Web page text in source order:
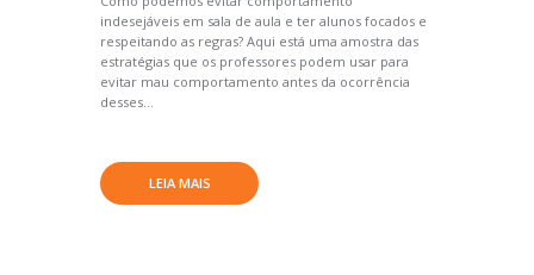
indesejáveis em sala de aula e ter alunos focados e
respeitando as regras? Aqui está uma amostra das
estratégias que os professores podem usar para
evitar mau comportamento antes da ocorrência
desses...
LEIA MAIS